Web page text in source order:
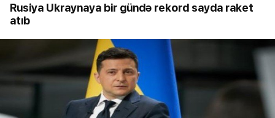
Rusiya Ukraynaya bir gündə rekord sayda raket
atıb